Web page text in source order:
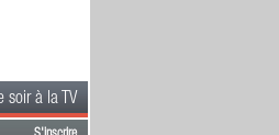
soir à la TV